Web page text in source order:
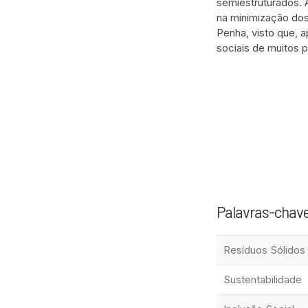
na minimização
Penha, visto que,
sociais de muitos
Palavras-
Resíduos Sólidos
Sustentabilidade